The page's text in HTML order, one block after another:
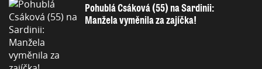
Pohublá Csáková (55) na Sardinii:
Manžela vyměnila za zajíčka!